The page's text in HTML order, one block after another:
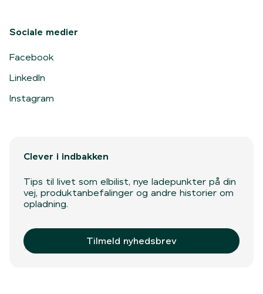
Sociale medier
Facebook
LinkedIn
Instagram
Clever i indbakken
Tips til livet som elbilist, nye ladepunkter på din
vej, produktanbefalinger og andre historier om
opladning.
Tilmeld nyhedsbrev